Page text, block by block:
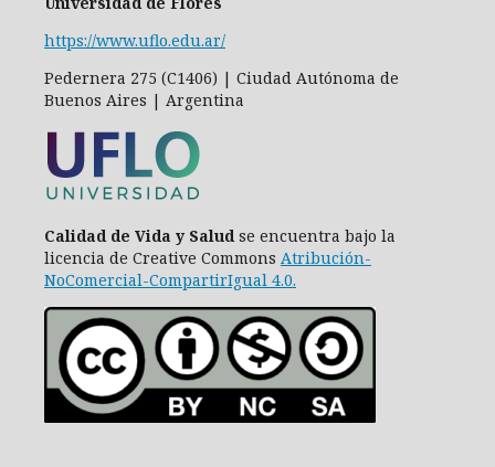
https://www.uflo.edu.ar/
Pedernera 275 (C1406) | Ciudad Autónoma de
Buenos Aires | Argentina
Calidad de Vida y Saludse encuentra bajo la
licencia de Creative Commons Atribución-
NoComercial-CompartirIgual 4.0.